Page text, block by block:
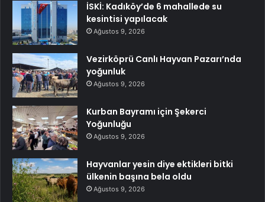
İSKİ: Kadıköy’de 6 mahallede su
kesintisi yapılacak
Ağustos 9, 2026
Vezirköprü Canlı Hayvan Pazarı’nda
yoğunluk
Ağustos 9, 2026
Kurban Bayramı için Şekerci
Yoğunluğu
Ağustos 9, 2026
Hayvanlar yesin diye ektikleri bitki
ülkenin başına bela oldu
Ağustos 9, 2026